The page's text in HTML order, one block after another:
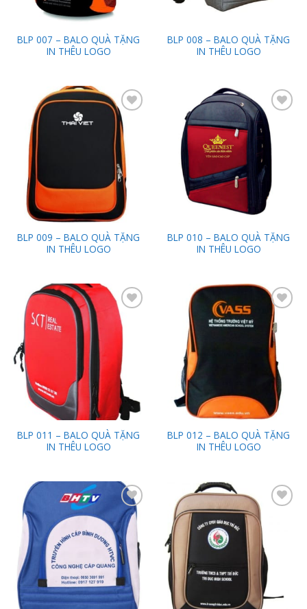
BLP 007 – BALO QUÀ TẶNG
IN THÊU LOGO
BLP 008 – BALO QUÀ TẶNG
IN THÊU LOGO
Add to
Wishlist
BLP 009 – BALO QUÀ TẶNG
IN THÊU LOGO
Add to
Wishlist
BLP 010 – BALO QUÀ TẶNG
IN THÊU LOGO
Add to
Wishlist
BLP 011 – BALO QUÀ TẶNG
IN THÊU LOGO
Add to
Wishlist
BLP 012 – BALO QUÀ TẶNG
IN THÊU LOGO
Add to
Wishlist
Wishlist